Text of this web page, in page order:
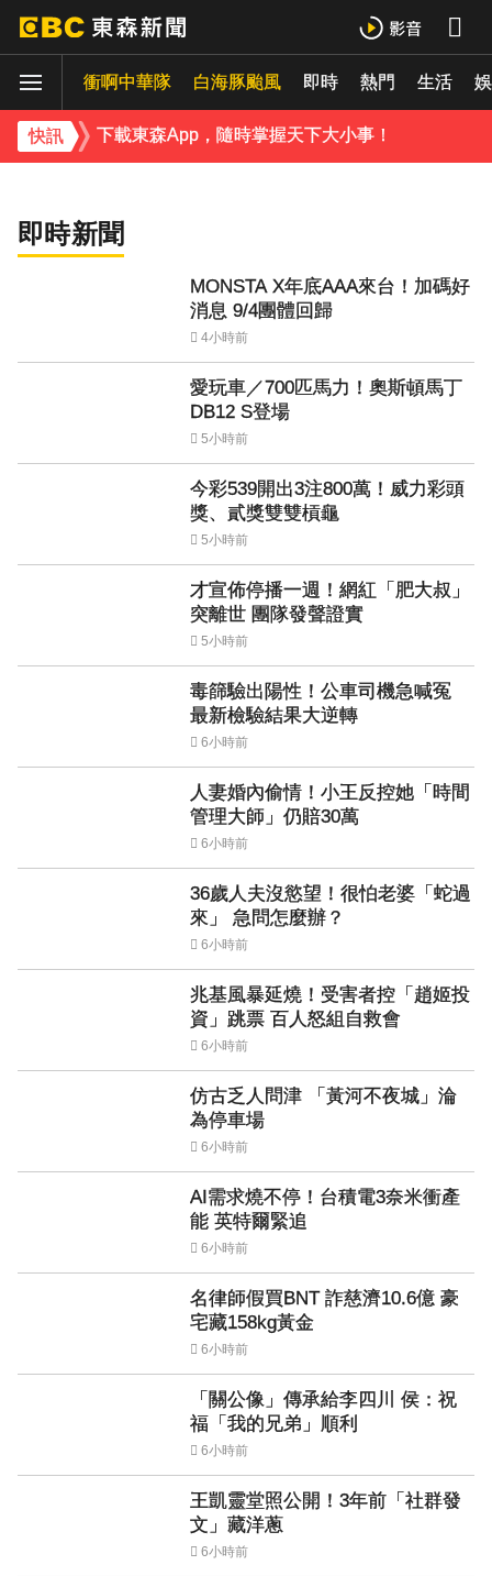
衝啊中華隊 白海豚颱風 即時 熱門 生活
快訊
下載東森App，隨時掌握天下大小事！
《理財達人秀》X 安聯投信免費講座報名中！搶先卡位 2027
下載東森App，隨時掌握天下大小事！
王凱靈堂照公開！3年前「社群發文」藏洋蔥
即時新聞
MONSTA X年底AAA來台！加碼好
消息 9/4團體回歸
4小時前
愛玩車／700匹馬力！奧斯頓馬丁
DB12 S登場
5小時前
今彩539開出3注800萬！威力彩頭
獎、貳獎雙雙槓龜
5小時前
才宣佈停播一週！網紅「肥大叔」
突離世 團隊發聲證實
5小時前
毒篩驗出陽性！公車司機急喊冤
最新檢驗結果大逆轉
6小時前
人妻婚內偷情！小王反控她「時間
管理大師」仍賠30萬
6小時前
36歲人夫沒慾望！很怕老婆「蛇過
來」 急問怎麼辦？
6小時前
兆基風暴延燒！受害者控「趙姬投
資」跳票 百人怒組自救會
6小時前
仿古乏人問津 「黃河不夜城」淪
為停車場
6小時前
AI需求燒不停！台積電3奈米衝產
能 英特爾緊追
6小時前
名律師假買BNT 詐慈濟10.6億 豪
宅藏158kg黃金
6小時前
「關公像」傳承給李四川 侯：祝
福「我的兄弟」順利
6小時前
王凱靈堂照公開！3年前「社群發
文」藏洋蔥
6小時前